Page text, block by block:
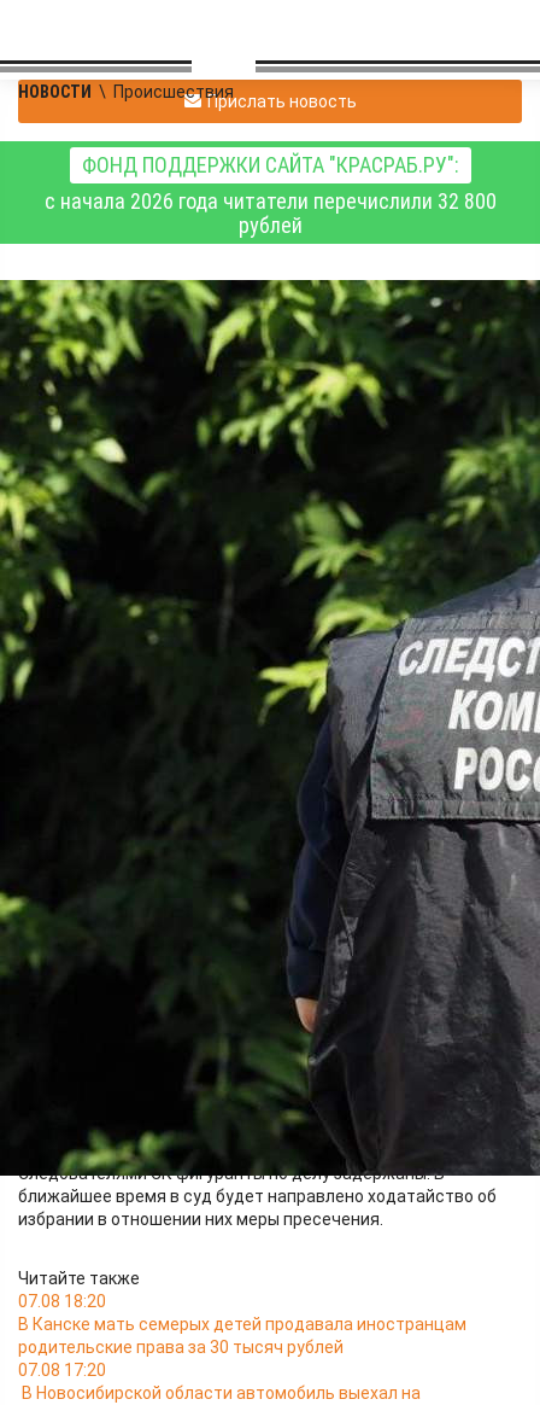
НОВОСТИ \ ПроисшествияПрислать новость
ФОНД ПОДДЕРЖКИ САЙТА "КРАСРАБ.РУ":
с начала 2026 года читатели перечислили 32 800
рублей
В Дзержинском районе
Новосибирска
задержаны родители,
обвиняемые в убийстве
сына
Происшествия
09.06.2026 18:56
СК Российской Федерации по Новосибирской области
Следователем следственного отдела по Дзержинскому
району города Новосибирска следственного управления
Следственного комитета Российской Федерации по
Новосибирской области возбуждено уголовное дело по
факту убийства 45-летнего мужчины.
Днём 7 июня в одном из частных домов родители на почве
длительных неприязненных отношений к своему сыну,
вызванных его аморальным поведением, задушили его.
Сотрудниками вневедомственной охраны Росгвардии
подозреваемые в убийстве были задержаны.
Следователями СК фигуранты по делу задержаны. В
ближайшее время в суд будет направлено ходатайство об
избрании в отношении них меры пресечения.
Читайте также
07.08 18:20
В Канске мать семерых детей продавала иностранцам
родительские права за 30 тысяч рублей
07.08 17:20
В Новосибирской области автомобиль выехал на